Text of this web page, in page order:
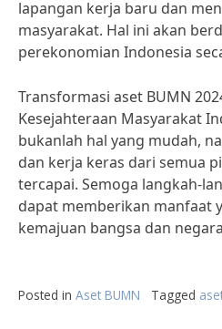
lapangan kerja baru dan
masyarakat. Hal ini akan
perekonomian Indonesia
Transformasi aset BUMN
Kesejahteraan Masyarakat
bukanlah hal yang mudah,
dan kerja keras dari semua
tercapai. Semoga langkah-
dapat memberikan manfaat
kemajuan bangsa dan
Posted in Aset BUMN Tagged